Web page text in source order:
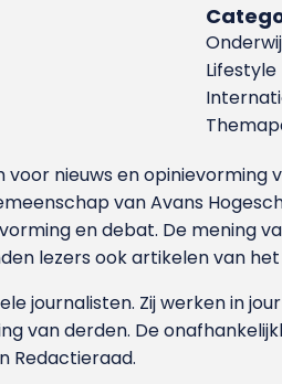
Lifestyle
nieuws en
van Avans
en debat. De mening
lezers ook artikelen van
journalisten. Zij werken in
van derden. De
Redactieraad.